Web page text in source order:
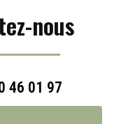
nous
46 01 97